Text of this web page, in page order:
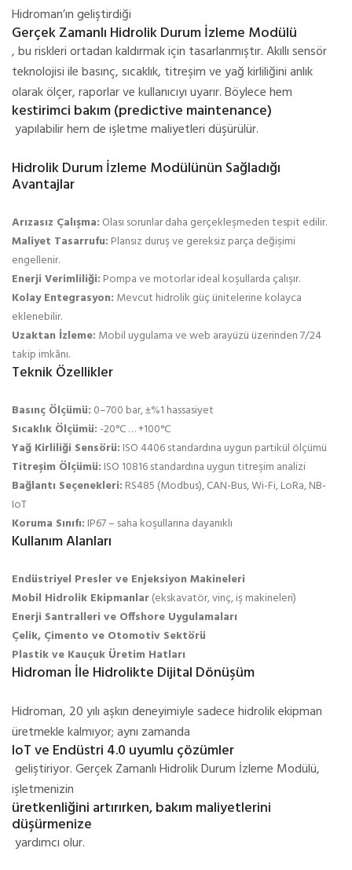
Hidroman’ın geliştirdiği
Gerçek Zamanlı Hidrolik Durum İzleme Modülü
, bu riskleri ortadan kaldırmak için tasarlanmıştır. Akıllı sensör
teknolojisi ile basınç, sıcaklık, titreşim ve yağ kirliliğini anlık
olarak ölçer, raporlar ve kullanıcıyı uyarır. Böylece hem
kestirimci bakım (predictive maintenance)
yapılabilir hem de işletme maliyetleri düşürülür.
Hidrolik Durum İzleme Modülünün Sağladığı
Avantajlar
Arızasız Çalışma: Olası sorunlar daha gerçekleşmeden tespit edilir.
Maliyet Tasarrufu: Plansız duruş ve gereksiz parça değişimi
engellenir.
Enerji Verimliliği: Pompa ve motorlar ideal koşullarda çalışır.
Kolay Entegrasyon: Mevcut hidrolik güç ünitelerine kolayca
eklenebilir.
Uzaktan İzleme: Mobil uygulama ve web arayüzü üzerinden 7/24
takip imkânı.
Teknik Özellikler
Basınç Ölçümü: 0–700 bar, ±%1 hassasiyet
Sıcaklık Ölçümü:-20°C … +100°C
Yağ Kirliliği Sensörü: ISO 4406 standardına uygun partikül ölçümü
Titreşim Ölçümü: ISO 10816 standardına uygun titreşim analizi
Bağlantı Seçenekleri: RS485 (Modbus), CAN-Bus, Wi-Fi, LoRa, NB-
IoT
Koruma Sınıfı: IP67 – saha koşullarına dayanıklı
Kullanım Alanları
Endüstriyel Presler ve Enjeksiyon Makineleri
Mobil Hidrolik Ekipmanlar(ekskavatör, vinç, iş makineleri)
Enerji Santralleri ve Offshore Uygulamaları
Çelik, Çimento ve Otomotiv Sektörü
Plastik ve Kauçuk Üretim Hatları
Hidroman İle Hidrolikte Dijital Dönüşüm
Hidroman, 20 yılı aşkın deneyimiyle sadece hidrolik ekipman
üretmekle kalmıyor; aynı zamanda
IoT ve Endüstri 4.0 uyumlu çözümler
geliştiriyor. Gerçek Zamanlı Hidrolik Durum İzleme Modülü,
işletmenizin
üretkenliğini artırırken, bakım maliyetlerini
düşürmenize
yardımcı olur.